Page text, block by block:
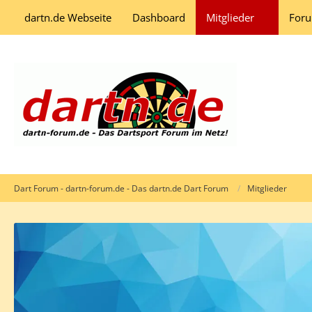
dartn.de Webseite Dashboard Mitglieder
Dart Forum - dartn-forum.de - Das dartn.de Dart Forum Mitglieder